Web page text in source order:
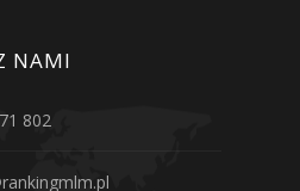
NAMI
802